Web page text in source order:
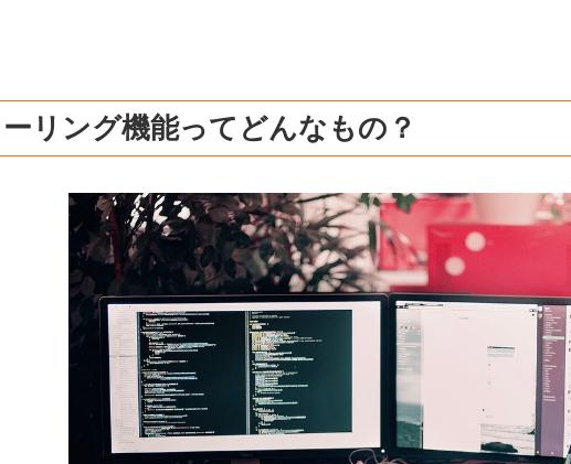
リング機能ってどんなもの？